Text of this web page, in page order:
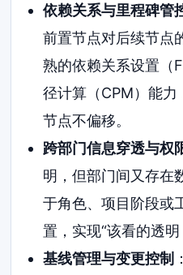
依赖关系与里程碑管
前置节点对后续节点
熟的依赖关系设置（
径计算（CPM）能力
节点不偏移。
跨部门信息穿透与权
明，但部门间又存在
于角色、项目阶段或
置，实现“该看的透明
基线管理与变更控制